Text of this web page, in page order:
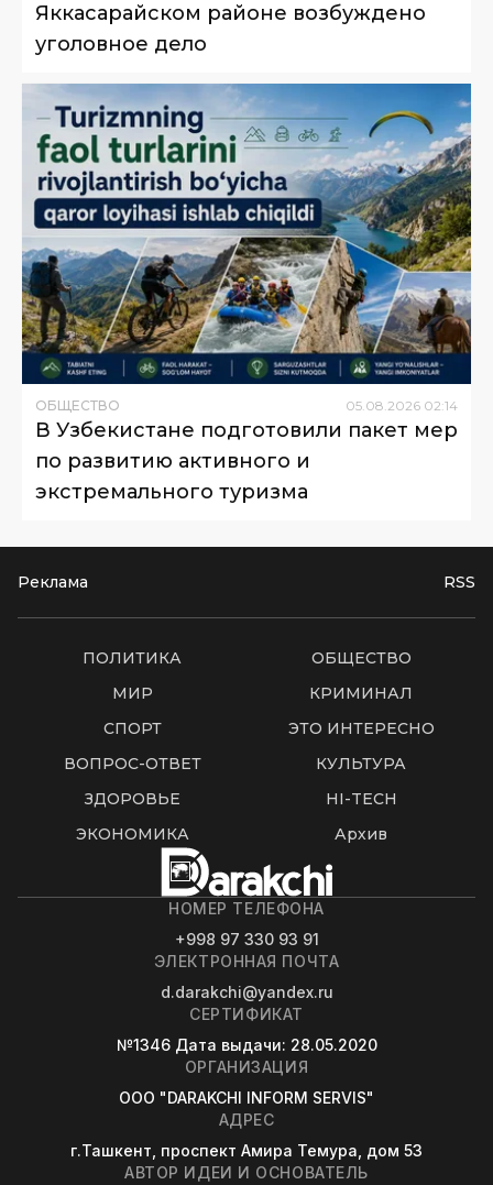
Яккасарайском районе возбуждено
уголовное дело
ОБЩЕСТВО 05 08 2026 02:14
В Узбекистане подготовили пакет мер
по развитию активного и
экстремального туризма
Реклама RSS
ПОЛИТИКА
ОБЩЕСТВО
МИР
КРИМИНАЛ
СПОРТ
ЭТО ИНТЕРЕСНО
ВОПРОС-ОТВЕТ
КУЛЬТУРА
ЗДОРОВЬЕ
HI-TECH
ЭКОНОМИКА
Архив
НОМЕР ТЕЛЕФОНА
+998 97 330 93 91
ЭЛЕКТРОННАЯ ПОЧТА
d.darakchi@yandex.ru
СЕРТИФИКАТ
№1346 Дата выдачи: 28.05.2020
ОРГАНИЗАЦИЯ
OOO "DARAKCHI INFORM SERVIS"
АДРЕС
г.Ташкент, проспект Амира Темура, дом 53
АВТОР ИДЕИ И ОСНОВАТЕЛЬ